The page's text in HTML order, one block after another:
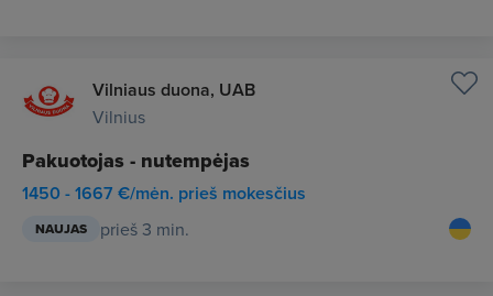
Vilniaus duona, UAB
Vilnius
Pakuotojas - nutempėjas
1450 - 1667 €/mėn. prieš mokesčius
NAUJAS prieš 3 min.